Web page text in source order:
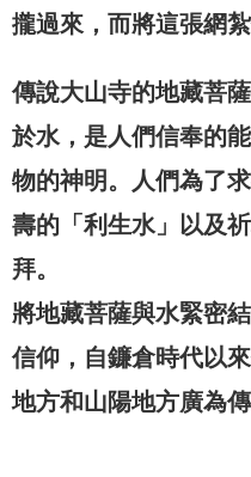
攏過來，而將這張網
傳說大山寺的地藏菩
於水，是人們信奉的
物的神明。人們為了
壽的「利生水」以及
拜。
將地藏菩薩與水緊密
信仰，自鐮倉時代以
地方和山陽地方廣為傳